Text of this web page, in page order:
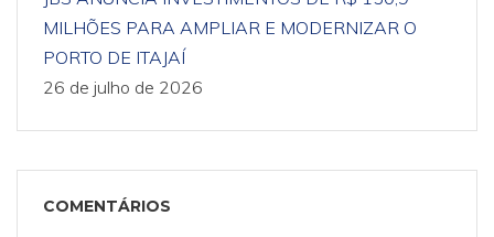
MILHÕES PARA AMPLIAR E MODERNIZAR O
PORTO DE ITAJAÍ
26 de julho de 2026
COMENTÁRIOS